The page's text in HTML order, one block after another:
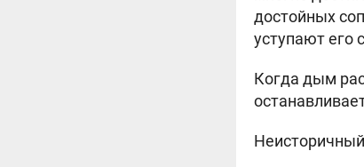
достойных
уступают его
Когда дым